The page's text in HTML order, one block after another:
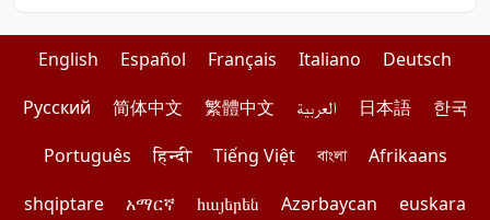
English Español Français Italiano
Deutsch
Pусский
简体中文 繁體中文 العربية 日本語
한국
Português
हिन्दी Tiếng Việt বাংলা
Afrikaans
shqiptare
አማርኛ հայերեն Azərbaycan
euskara